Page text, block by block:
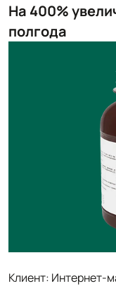
На 400%
полгода
Клиент: Интернет-